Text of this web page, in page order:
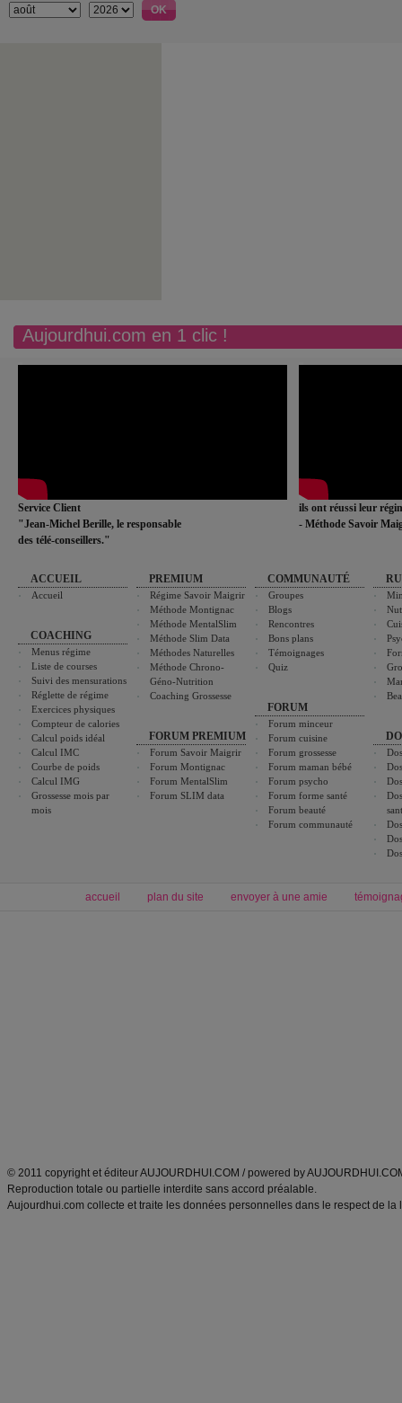
Aujourdhui.com en 1 clic !
Service Client
"Jean-Michel Berille, le responsable
des télé-conseillers."
ils ont réussi leur
- Méthode Savoir
ACCUEIL
Accueil
COACHING
Menus régime
Liste de courses
Suivi des mensurations
Réglette de régime
Exercices physiques
Compteur de calories
Calcul poids idéal
Calcul IMC
Courbe de poids
Calcul IMG
Grossesse mois par
mois
PREMIUM
Régime Savoir Maigrir
Méthode Montignac
Méthode MentalSlim
Méthode Slim Data
Méthodes Naturelles
Méthode Chrono-
Géno-Nutrition
Coaching Grossesse
FORUM PREMIUM
Forum Savoir Maigrir
Forum Montignac
Forum MentalSlim
Forum SLIM data
COMMUNAUTÉ
Groupes
Blogs
Rencontres
Bons plans
Témoignages
Quiz
FORUM
Forum minceur
Forum cuisine
Forum grossesse
Forum maman bébé
Forum psycho
Forum forme santé
Forum beauté
Forum communauté
accueil plan du site envoyer à une amie
© 2011 copyright et éditeur AUJOURDHUI.COM / powered by
Reproduction totale ou partielle interdite sans accord préalable.
Aujourdhui.com collecte et traite les données personnelles dans le respect de